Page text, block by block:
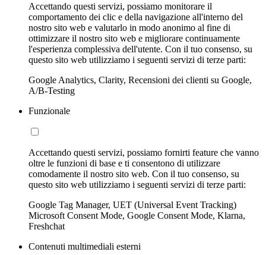
Accettando questi servizi, possiamo monitorare il
comportamento dei clic e della navigazione all'interno del
nostro sito web e valutarlo in modo anonimo al fine di
ottimizzare il nostro sito web e migliorare continuamente
l'esperienza complessiva dell'utente. Con il tuo consenso, su
questo sito web utilizziamo i seguenti servizi di terze parti:
Google Analytics, Clarity, Recensioni dei clienti su Google,
A/B-Testing
Funzionale
Accettando questi servizi, possiamo fornirti feature che vanno
oltre le funzioni di base e ti consentono di utilizzare
comodamente il nostro sito web. Con il tuo consenso, su
questo sito web utilizziamo i seguenti servizi di terze parti:
Google Tag Manager, UET (Universal Event Tracking)
Microsoft Consent Mode, Google Consent Mode, Klarna,
Freshchat
Contenuti multimediali esterni